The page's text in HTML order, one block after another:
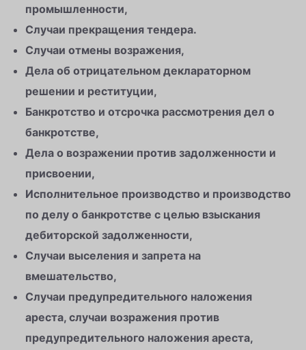
промышленности,
Случаи прекращения тендера.
Случаи отмены возражения,
Дела об отрицательном деклараторном
решении и реституции,
Банкротство и отсрочка рассмотрения дел о
банкротстве,
Дела о возражении против задолженности и
присвоении,
Исполнительное производство и производство
по делу о банкротстве с целью взыскания
дебиторской задолженности,
Случаи выселения и запрета на
вмешательство,
Случаи предупредительного наложения
ареста, случаи возражения против
предупредительного наложения ареста,